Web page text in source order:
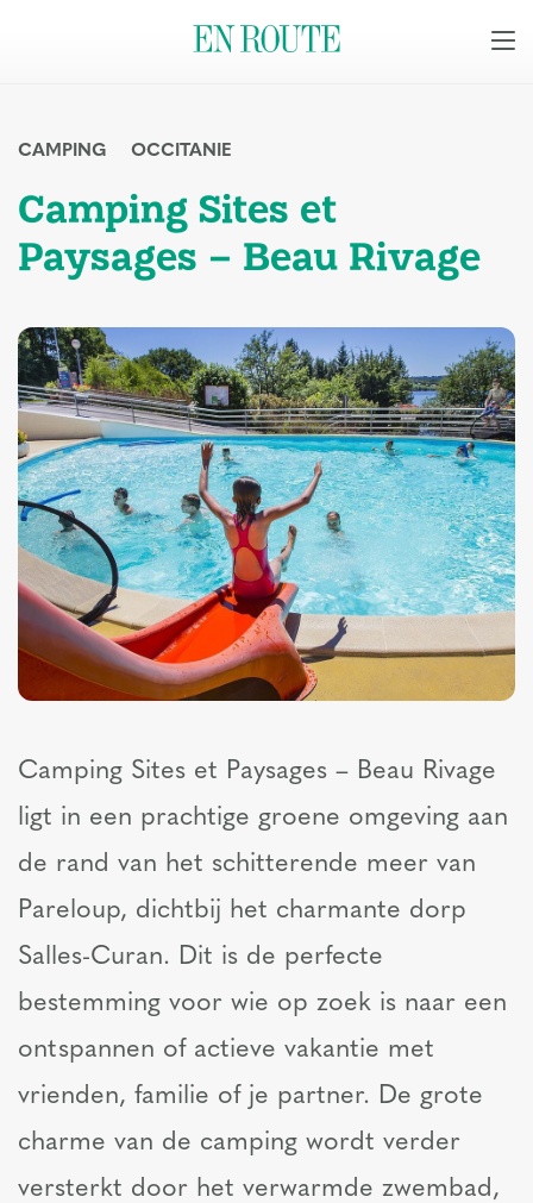
CAMPING OCCITANIE
Camping Sites et
Paysages – Beau Rivage
Camping Sites et Paysages – Beau Rivage
ligt in een prachtige groene omgeving aan
de rand van het schitterende meer van
Pareloup, dichtbij het charmante dorp
Salles-Curan. Dit is de perfecte
bestemming voor wie op zoek is naar een
ontspannen of actieve vakantie met
vrienden, familie of je partner. De grote
charme van de camping wordt verder
versterkt door het verwarmde zwembad,